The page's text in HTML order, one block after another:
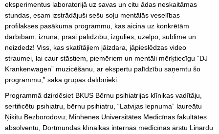
eksperimentus laboratorijā uz savas un citu ādas neskaitāmas
stundas, esam izstrādājuši sešu soļu mentālās veselības
profilakses pasākuma programmu, kas aicina uz konkrētām
darbībām: izrunā, prasi palīdzību, izgulies, uzelpo, sublimē un
neizdedz! Viss, kas skatītājiem jāizdara, jāpieslēdzas video
straumei, lai caur stāstiem, piemēriem un mentāli mērķtiecīgu “DJ
Krankenwagen” muzicēšanu, ar ekspertu palīdzību saņemtu šo
programmu,” saka grupas dalībnieki.
Programmā dzirdēsiet BKUS Bērnu psihiatrijas klīnikas vadītāju,
sertificētu psihiatru, bērnu psihiatru, “Latvijas lepnuma” laureātu
Ņikitu Bezborodovu; Minhenes Universitātes Medicīnas fakultātes
absolventu, Dortmundas klīnaikas internās medicīnas ārstu Linardu